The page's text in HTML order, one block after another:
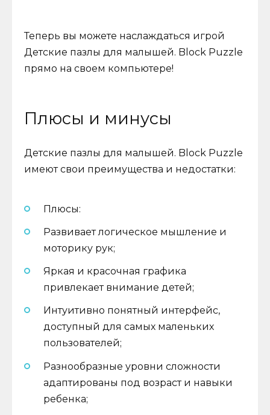
Теперь вы можете наслаждаться игрой
Детские пазлы для малышей. Block Puzzle
прямо на своем компьютере!
Плюсы и минусы
Детские пазлы для малышей. Block Puzzle
имеют свои преимущества и недостатки:
Плюсы:
Развивает логическое мышление и
моторику рук;
Яркая и красочная графика
привлекает внимание детей;
Интуитивно понятный интерфейс,
доступный для самых маленьких
пользователей;
Разнообразные уровни сложности
адаптированы под возраст и навыки
ребенка;